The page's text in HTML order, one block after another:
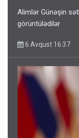
Alimlər Günəşin
görüntülədilər
6 Avqust 16:37